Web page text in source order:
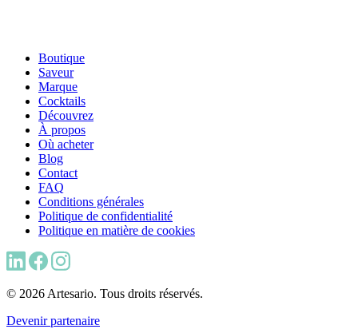
Boutique
Saveur
Marque
Cocktails
Découvrez
À propos
Où acheter
Blog
Contact
FAQ
Conditions générales
Politique de confidentialité
Politique en matière de cookies
© 2026 Artesario. Tous droits réservés.
Devenir partenaire